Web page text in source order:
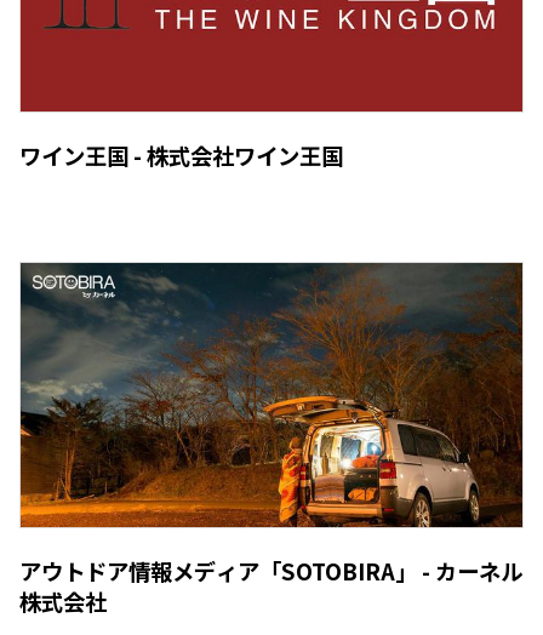
ワイン王国 - 株式会社ワイン王国
アウトドア情報メディア「SOTOBIRA」 - カーネル
株式会社